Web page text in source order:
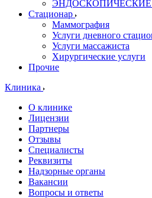
Стационар
Маммография
Услуги дневного
Услуги массажиста
Хирургические услуги
Прочие
Клиника
О клинике
Лицензии
Партнеры
Отзывы
Специалисты
Реквизиты
Надзорные органы
Вакансии
Вопросы и ответы